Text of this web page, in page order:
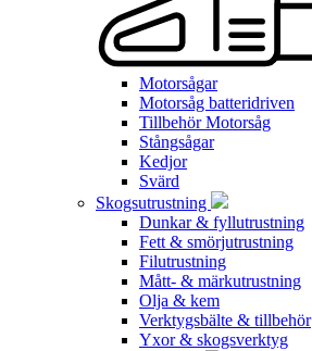
Motorsågar
Motorsåg batteridriven
Tillbehör Motorsåg
Stångsågar
Kedjor
Svärd
Skogsutrustning
Dunkar & fyllutrustning
Fett & smörjutrustning
Filutrustning
Mått- & märkutrustning
Olja & kem
Verktygsbälte & tillbehör
Yxor & skogsverktyg